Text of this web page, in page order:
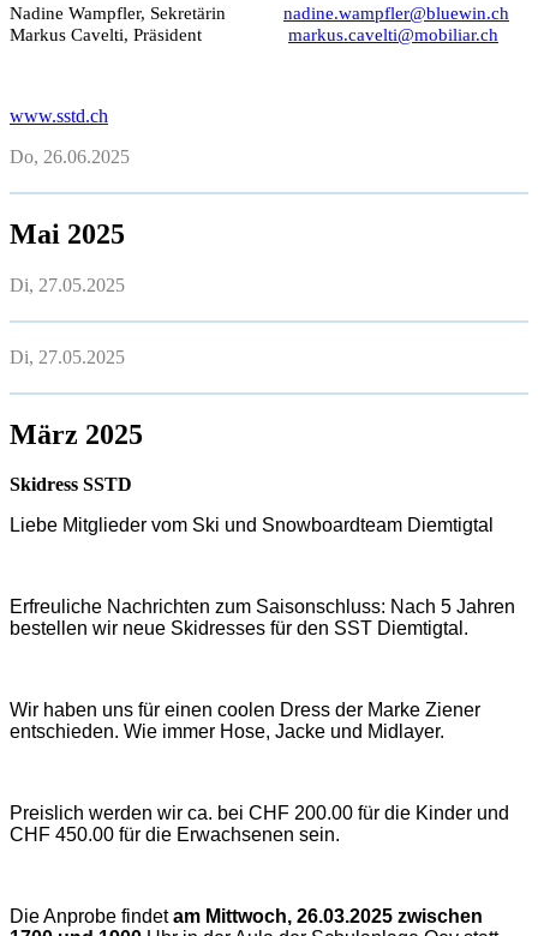
Nadine Wampfler, Sekretärin nadine.wampfler@bluewin.ch
Markus Cavelti, Präsident markus.cavelti@mobiliar.ch
www.sstd.ch
Do, 26.06.2025
Mai 2025
Di, 27.05.2025
Di, 27.05.2025
März 2025
Skidress SSTD
Liebe Mitglieder vom Ski und Snowboardteam Diemtigtal
Erfreuliche Nachrichten zum Saisonschluss: Nach 5 Jahren
bestellen wir neue Skidresses für den SST Diemtigtal.
Wir haben uns für einen coolen Dress der Marke Ziener
entschieden. Wie immer Hose, Jacke und Midlayer.
Preislich werden wir ca. bei CHF 200.00 für die Kinder und
CHF 450.00 für die Erwachsenen sein.
Die Anprobe findetam Mittwoch, 26.03.2025 zwischen